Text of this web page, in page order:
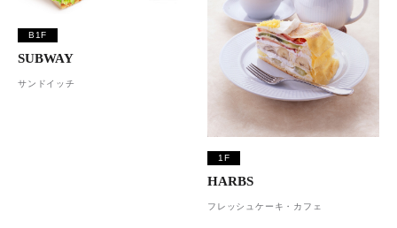
B1F
SUBWAY
サンドイッチ
1F
HARBS
フレッシュケーキ・カフェ